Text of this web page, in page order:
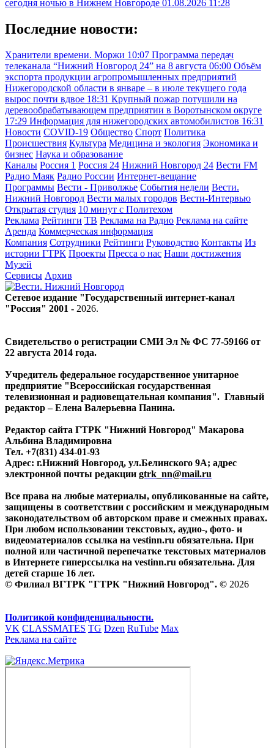
сегодня ночью в Нижнем Новгороде 01.08.2026 11:28
Последние новости:
Хранители времени. Моржи 10:07 Программа передач
телеканала “Нижний Новгород 24” на 8 августа 06:00 Объём
экспорта продукции агропромышленных предприятий
Нижегородской области в январе – в июле текущего года
вырос почти вдвое 18:31 Крупный пожар потушили на
деревообрабатывающем предприятии в Воротынском округе
17:29 Информация для нижегородских автомобилистов 16:31
Новости COVID-19 Общество Спорт Политика
Происшествия Культура Медицина и экология Экономика и
бизнес Наука и образование
Каналы Россия 1 Россия 24 Нижний Новгород 24 Вести FM
Радио Маяк Радио России Интернет-вещание
Программы Вести - Приволжье События недели Вести.
Нижний Новгород Вести малых городов Вести-Интервью
Открытая студия 10 минут с Политехом
Реклама Рейтинги ТВ Реклама на Радио Реклама на сайте
Аренда Коммерческая информация
Компания Сотрудники Рейтинги Руководство Контакты Из
истории ГТРК Проекты Пресса о нас Наши достижения
Музей
Сервисы Архив
Сетевое издание "Государственный интернет-канал
"Россия" 2001 - 2026.
Свидетельство о регистрации СМИ Эл № ФС 77-59166 от
22 августа 2014 года.
Учредитель федеральное государственное унитарное
предприятие "Всероссийская государственная
телевизионная и радиовещательная компания". Главный
редактор – Елена Валерьевна Панина.
Редактор сайта ГТРК "Нижний Новгород" Макарова
Альбина Владимировна
Тел. +7(831) 434-01-93
Адрес: г.Нижний Новгород, ул.Белинского 9А; адрес
электронной почты редакции gtrk_nn@mail.ru
Все права на любые материалы, опубликованные на сайте,
защищены в соответствии с российским и международным
законодательством об авторском праве и смежных правах.
При любом использовании текстовых, аудио-, фото- и
видеоматериалов ссылка на vestinn.ru обязательна. При
полной или частичной перепечатке текстовых материалов
в Интернете гиперссылка на vestinn.ru обязательна. Для
детей старше 16 лет.
© Филиал ВГТРК "ГТРК "Нижний Новгород". © 2026
Политикой конфиденциальности.
VK CLASSMATES TG Dzen RuTube Max
Реклама на сайте